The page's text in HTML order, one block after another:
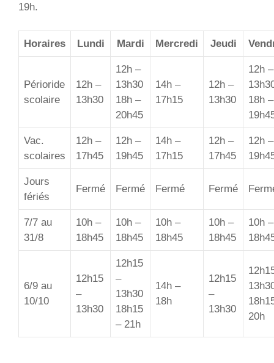
19h.
Horaires Lundi Mardi Mercredi Jeudi
Périoride
scolaire
12h –
13h30
12h –
13h30
18h –
20h45
14h –
17h15
12h –
13h30
12h –
18h –
Vac.
scolaires
12h –
17h45
12h –
19h45
14h –
17h15
12h –
17h45
12h –
Jours
fériés
Fermé Fermé Fermé Fermé
7/7 au
31/8
10h –
18h45
10h –
18h45
10h –
18h45
10h –
18h45
10h –
6/9 au
10/10
12h15
–
13h30
12h15
–
13h30
18h15
– 21h
14h –
18h
12h15
–
13h30
20h